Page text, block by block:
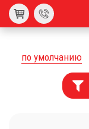
по умолчанию